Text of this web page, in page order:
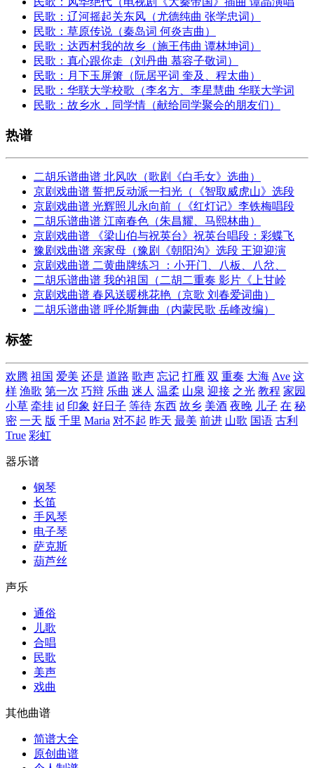
民歌：辽河摇起关东风（尤德纯曲 张学忠词）
民歌：草原传说（秦岛词 何炎吉曲）
民歌：达西村我的故乡（施王伟曲 谭林坤词）
民歌：真心跟你走（刘丹曲 慕容子敬词）
民歌：月下玉屏箫（阮居平词 奎及、程太曲）
民歌：华联大学校歌（李名方、李星慧曲 华联大学词
民歌：故乡水，同学情（献给同学聚会的朋友们）
热谱
二胡乐谱曲谱 北风吹（歌剧《白毛女》选曲）
京剧戏曲谱 誓把反动派一扫光（《智取威虎山》选段
京剧戏曲谱 光辉照儿永向前（《红灯记》李铁梅唱段
二胡乐谱曲谱 江南春色（朱昌耀、马熙林曲）
京剧戏曲谱 《梁山伯与祝英台》祝英台唱段：彩蝶飞
豫剧戏曲谱 亲家母（豫剧《朝阳沟》选段 王迎迎演
京剧戏曲谱 二黄曲牌练习 ：小开门、八板、八岔、
二胡乐谱曲谱 我的祖国（二胡二重奏 影片《上甘岭
京剧戏曲谱 春风送暖桃花艳（京歌 刘春爱词曲）
二胡乐谱曲谱 呼伦斯舞曲（内蒙民歌 岳峰改编）
标签
欢腾 祖国 爱美 还是 道路 歌声 忘记 打雁 双 重奏 大海 Ave 这
样 渔歌 第一次 巧辩 乐曲 迷人 温柔 山泉 迎接 之光 教程 家园
小草 牵挂 id 印象 好日子 等待 东西 故乡 美酒 夜晚 儿子 在 秘
密 一天 版 千里 Maria 对不起 昨天 最美 前进 山歌 国语 古利
True 彩虹
器乐谱
钢琴
长笛
手风琴
电子琴
萨克斯
葫芦丝
声乐
通俗
儿歌
合唱
民歌
美声
戏曲
其他曲谱
简谱大全
原创曲谱